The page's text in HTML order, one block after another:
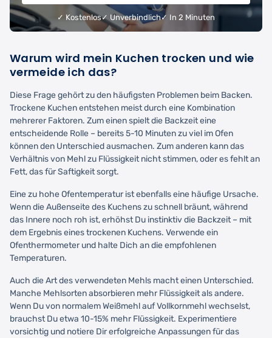
✓ Kostenlos✓ Unverbindlich✓ In 2 Minuten
Warum wird mein Kuchen trocken und wie
vermeide ich das?
Diese Frage gehört zu den häufigsten Problemen beim Backen.
Trockene Kuchen entstehen meist durch eine Kombination
mehrerer Faktoren. Zum einen spielt die Backzeit eine
entscheidende Rolle – bereits 5-10 Minuten zu viel im Ofen
können den Unterschied ausmachen. Zum anderen kann das
Verhältnis von Mehl zu Flüssigkeit nicht stimmen, oder es fehlt an
Fett, das für Saftigkeit sorgt.
Eine zu hohe Ofentemperatur ist ebenfalls eine häufige Ursache.
Wenn die Außenseite des Kuchens zu schnell bräunt, während
das Innere noch roh ist, erhöhst Du instinktiv die Backzeit – mit
dem Ergebnis eines trockenen Kuchens. Verwende ein
Ofenthermometer und halte Dich an die empfohlenen
Temperaturen.
Auch die Art des verwendeten Mehls macht einen Unterschied.
Manche Mehlsorten absorbieren mehr Flüssigkeit als andere.
Wenn Du von normalem Weißmehl auf Vollkornmehl wechselst,
brauchst Du etwa 10-15% mehr Flüssigkeit. Experimentiere
vorsichtig und notiere Dir erfolgreiche Anpassungen für das